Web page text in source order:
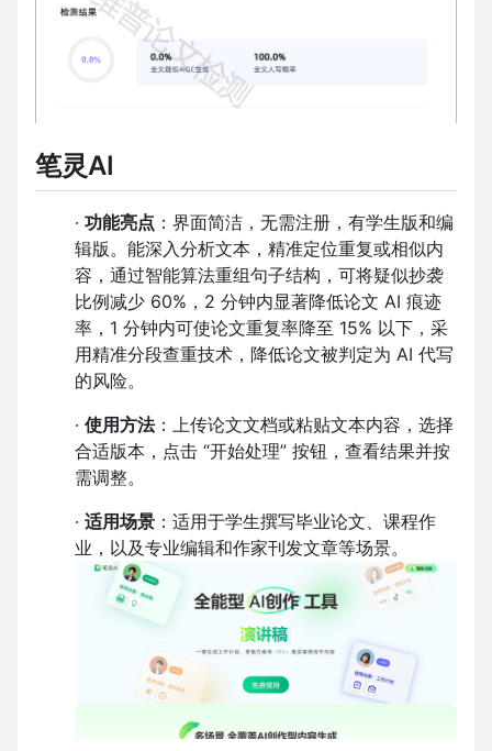
笔灵AI
· 功能亮点 ：界面简洁，无需注册，有学生版和编
辑版。能深入分析文本，精准定位重复或相似内
容，通过智能算法重组句子结构，可将疑似抄袭
比例减少 60%，2 分钟内显著降低论文 AI 痕迹
率，1 分钟内可使论文重复率降至 15% 以下，采
用精准分段查重技术，降低论文被判定为 AI 代写
的风险。
· 使用方法：上传论文文档或粘贴文本内容，选择
合适版本，点击 “开始处理” 按钮，查看结果并按
需调整。
· 适用场景 ：适用于学生撰写毕业论文、课程作
业，以及专业编辑和作家刊发文章等场景。